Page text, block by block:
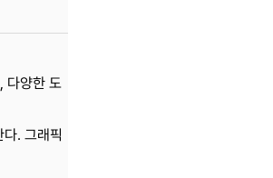
다양한 도
. 그래픽